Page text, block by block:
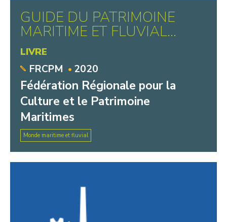
GUIDE DU PATRIMOINE
MARITIME ET FLUVIAL...
LIVRE
FRCPM 2020
Fédération Régionale pour la
Culture et le Patrimoine
Maritimes
Monde maritime et fluvial